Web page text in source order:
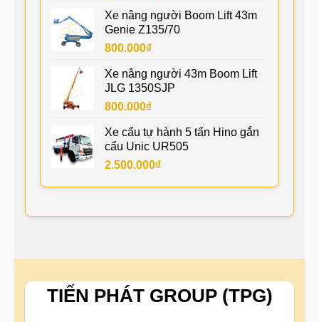
Xe nâng người Boom Lift 43m
Genie Z135/70
800.000₫
Xe nâng người 43m Boom Lift
JLG 1350SJP
800.000₫
Xe cẩu tự hành 5 tấn Hino gắn
cẩu Unic UR505
2.500.000₫
TIẾN PHÁT GROUP (TPG)